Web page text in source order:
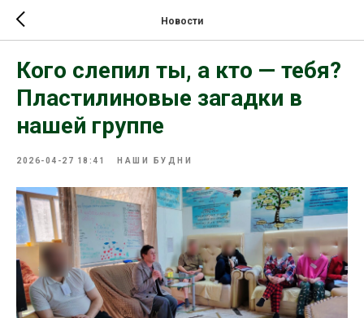
Новости
Кого слепил ты, а кто — тебя?
Пластилиновые загадки в
нашей группе
2026-04-27 18:41 НАШИ БУДНИ